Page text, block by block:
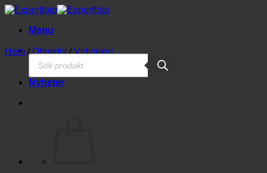
Skip
contentMenu
Produktsökning
Nyheter
Hem / Objektiv / Vidvinkel